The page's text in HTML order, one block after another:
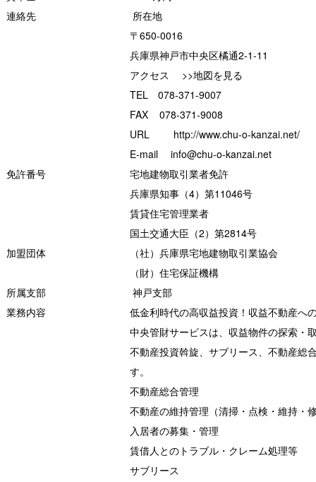
連絡先
所在地
〒650-0016
兵庫県神戸市中央区橘通2-1-11
アクセス >>地図を見る
TEL 078-371-9007
FAX 078-371-9008
URL http://www.chu-o-kanzai.net/
E-mail info@chu-o-kanzai.net
免許番号
宅地建物取引業者免許
兵庫県知事（4）第11046号
賃貸住宅管理業者
国土交通大臣（2）第2814号
加盟団体
（社）兵庫県宅地建物取引業協会
（財）住宅保証機構
所属支部
神戸支部
業務内容
低金利時代の高収益投資！収益不動産へ
中央管財サービスは、収益物件の探索・
不動産投資斡旋、サブリース、不動産総
す。
不動産総合管理
不動産の維持管理（清掃・点検・維持・
入居者の募集・管理
賃借人とのトラブル・クレーム処理等
サブリース